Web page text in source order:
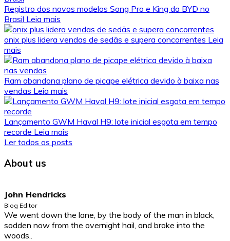
Registro dos novos modelos Song Pro e King da BYD no
Brasil Leia mais
onix plus lidera vendas de sedãs e supera concorrentes Leia
mais
Ram abandona plano de picape elétrica devido à baixa nas
vendas Leia mais
Lançamento GWM Haval H9: lote inicial esgota em tempo
recorde Leia mais
Ler todos os posts
About us
John Hendricks
Blog Editor
We went down the lane, by the body of the man in black,
sodden now from the overnight hail, and broke into the
woods..